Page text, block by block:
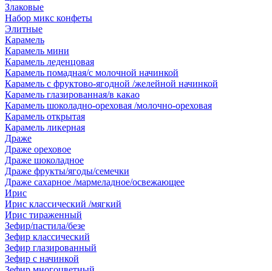
Злаковые
Набор микс конфеты
Элитные
Карамель
Карамель мини
Карамель леденцовая
Карамель помадная/с молочной начинкой
Карамель с фруктово-ягодной /желейной начинкой
Карамель глазированная/в какао
Карамель шоколадно-ореховая /молочно-ореховая
Карамель открытая
Карамель ликерная
Драже
Драже ореховое
Драже шоколадное
Драже фрукты/ягоды/семечки
Драже сахарное /мармеладное/освежающее
Ирис
Ирис классический /мягкий
Ирис тираженный
Зефир/пастила/безе
Зефир классический
Зефир глазированный
Зефир с начинкой